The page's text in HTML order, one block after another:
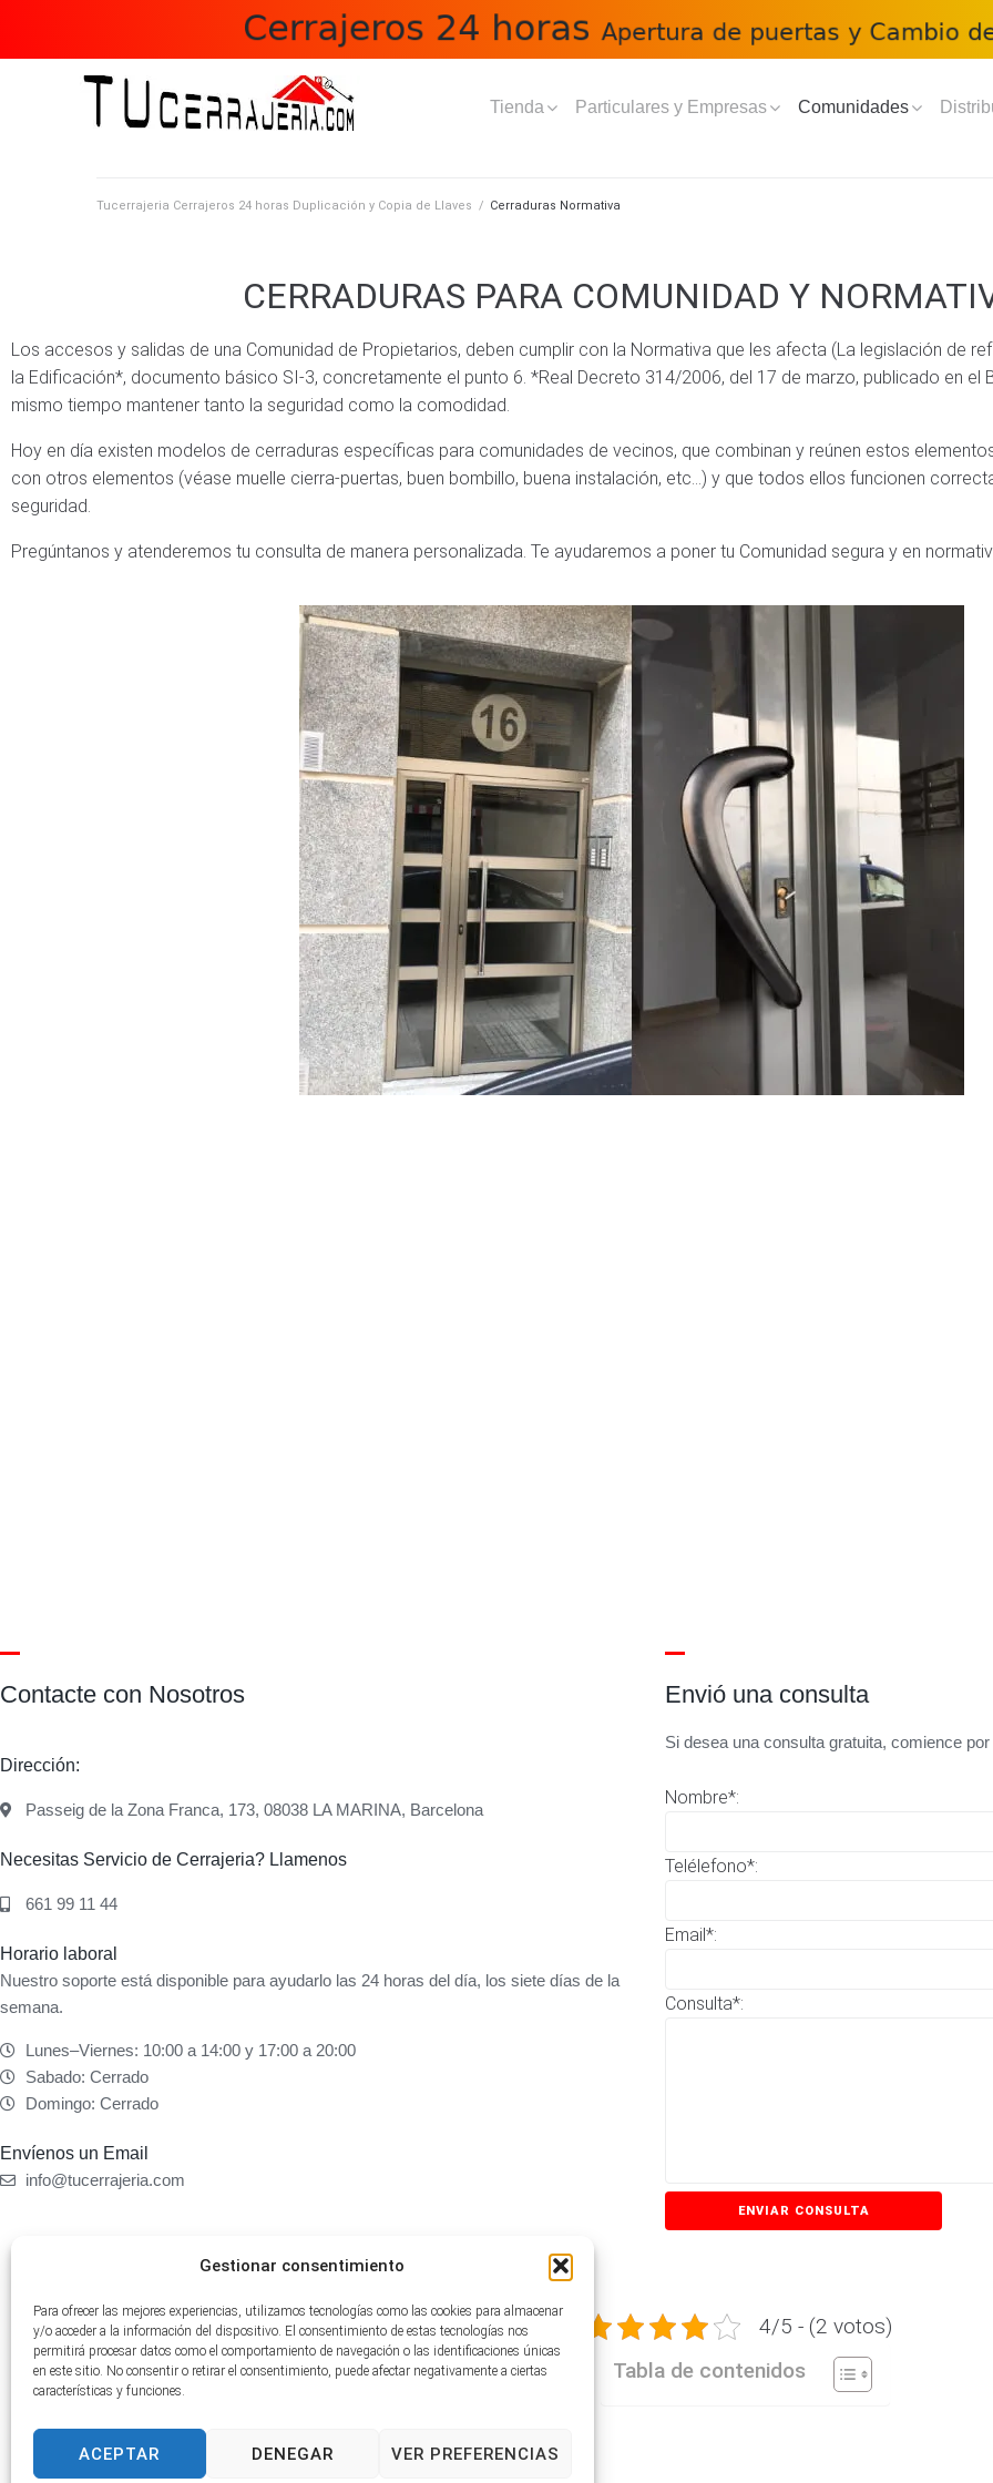
Gestionar consentimiento
Para ofrecer las mejores experiencias, utilizamos tecnologías como las cookies para almacenar
y/o acceder a la información del dispositivo. El consentimiento de estas tecnologías nos
permitirá procesar datos como el comportamiento de navegación o las identificaciones únicas
en este sitio. No consentir o retirar el consentimiento, puede afectar negativamente a ciertas
características y funciones.
ACEPTAR DENEGAR VER PREFERENCIAS
Tienda Particulares y Empresas Comunidades
Tucerrajeria Cerrajeros 24 horas Duplicación y Copia de Llaves / Cerraduras Normativa
CERRADURAS PARA COMUNIDAD Y
Los accesos y salidas de una Comunidad de Propietarios, deben cumplir con la Normativa que les afecta (La legislación de
la Edificación*, documento básico SI-3, concretamente el punto 6. *Real Decreto 314/2006, del 17 de marzo, publicado en el
mismo tiempo mantener tanto la seguridad como la comodidad.
Hoy en día existen modelos de cerraduras específicas para comunidades de vecinos, que combinan y reúnen estos
con otros elementos (véase muelle cierra-puertas, buen bombillo, buena instalación, etc…) y que todos ellos funcionen
seguridad.
Pregúntanos y atenderemos tu consulta de manera personalizada. Te ayudaremos a poner tu Comunidad segura y en
Contacte con Nosotros
Dirección:
Passeig de la Zona Franca, 173, 08038 LA MARINA, Barcelona
Necesitas Servicio de Cerrajeria? Llamenos
661 99 11 44
Horario laboral
Nuestro soporte está disponible para ayudarlo las 24 horas del día, los siete días de la
semana.
Lunes–Viernes: 10:00 a 14:00 y 17:00 a 20:00
Sabado: Cerrado
Domingo: Cerrado
Envíenos un Email
info@tucerrajeria.com
Envió una consulta
Si desea una consulta gratuita, comience
Nombre*:
Telélefono*:
Email*:
Consulta*:
4/5 - (2 votos)
Tabla de contenidos